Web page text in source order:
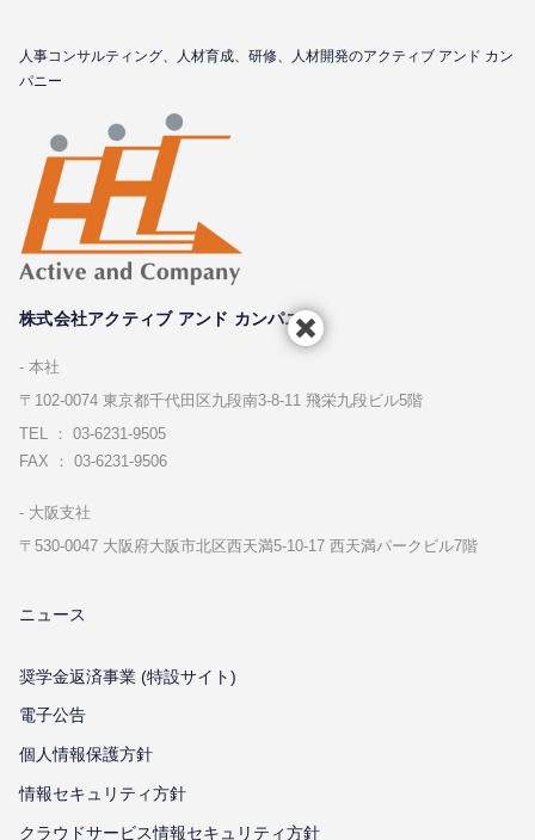
⼈事コンサルティング、⼈材育成、研修、⼈材開発のアクティブ アンド カン
パニー
株式会社アクティブ アンド カンパニー
本社
〒102-0074 東京都千代⽥区九段南3-8-11 飛栄九段ビル5階
TEL ： 03-6231-9505
FAX ： 03-6231-9506
⼤阪⽀社
〒530-0047 ⼤阪府⼤阪市北区⻄天満5-10-17 ⻄天満パークビル7階
ニュース
奨学金返済事業 (特設サイト)
電子公告
個⼈情報保護⽅針
情報セキュリティ⽅針
クラウドサービス情報セキュリティ方針